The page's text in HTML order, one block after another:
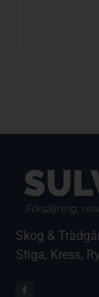
Skog &
Stiga, Kress,